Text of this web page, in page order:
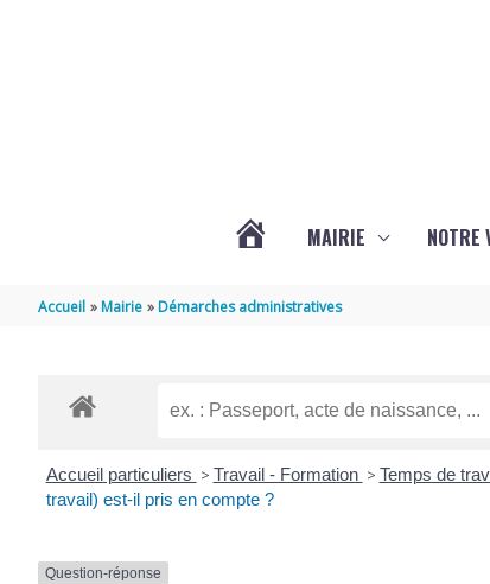
MARSILLY
MAIRIE NOTRE
Accueil Mairie Démarches administratives
Accueil particuliers > Travail - Formation > Temps de
travail) est-il pris en compte ?
Question-réponse